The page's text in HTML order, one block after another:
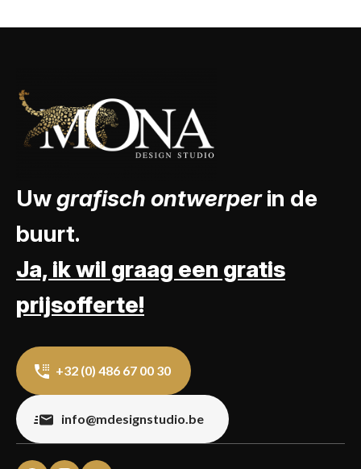
Uwgrafisch ontwerperin de
buurt.
Ja, ik wil graag een gratis
prijsofferte!
+32 (0) 486 67 00 30
info@mdesignstudio.be